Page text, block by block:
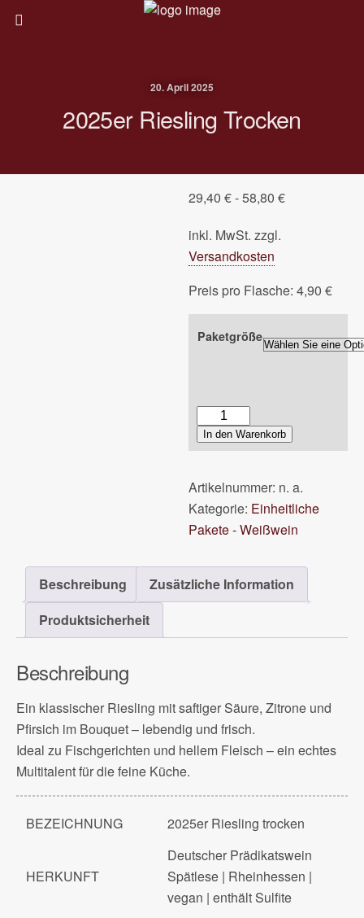
20. April 2025
2025er Riesling Trocken
29,40€-58,80€
inkl. MwSt. zzgl.
Versandkosten
Preis pro Flasche: 4,90 €
Paketgröße
2025er
Riesling
trocken
In den Warenkorb
Artikelnummer: n. a.
Kategorie: Einheitliche
Pakete - Weißwein
Beschreibung
Zusätzliche Information
Produktsicherheit
Beschreibung
Ein klassischer Riesling mit saftiger Säure, Zitrone und
Pfirsich im Bouquet – lebendig und frisch.
Ideal zu Fischgerichten und hellem Fleisch – ein echtes
Multitalent für die feine Küche.
BEZEICHNUNG 2025er Riesling trocken
HERKUNFT
Deutscher Prädikatswein
Spätlese | Rheinhessen |
vegan | enthält Sulfite